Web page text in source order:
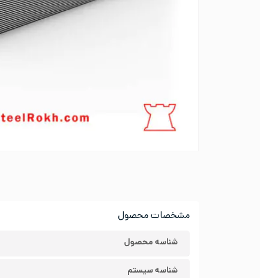
مشخصات محصول
شناسه محصول
شناسه سیستم